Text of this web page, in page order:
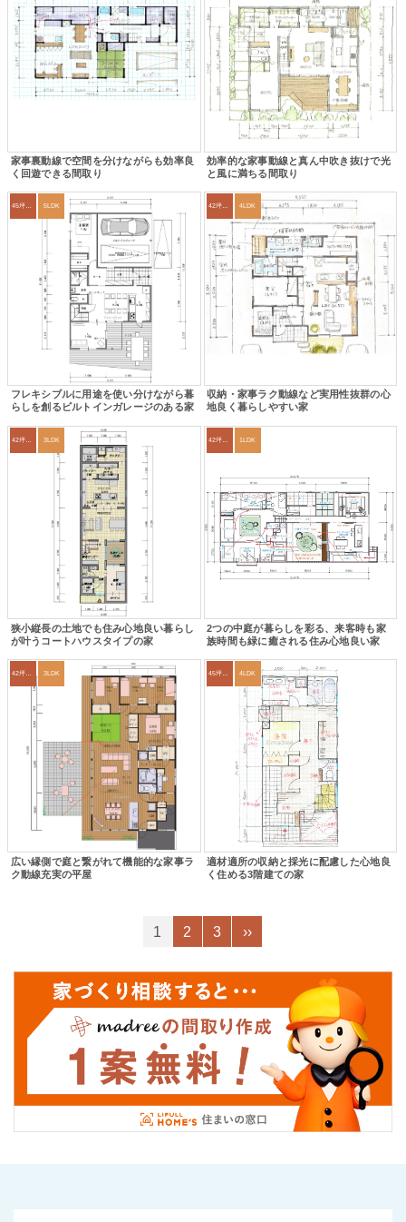
家事裏動線で空間を分けながらも効率良
く回遊できる間取り
効率的な家事動線と真ん中吹き抜けで光
と風に満ちる間取り
5LDK
フレキシブルに用途を使い分けながら暮
らしを創るビルトインガレージのある家
42坪～45坪 4LDK
収納・家事ラク動線など実用性抜群の心
地良く暮らしやすい家
3LDK
狭小縦長の土地でも住み心地良い暮らし
が叶うコートハウスタイプの家
42坪～45坪 1LDK
2つの中庭が暮らしを彩る、来客時も家
族時間も緑に癒される住み心地良い家
3LDK
広い縁側で庭と繋がれて機能的な家事ラ
ク動線充実の平屋
45坪～49坪 4LDK
適材適所の収納と採光に配慮した心地良
く住める3階建ての家
1 2 3 ››